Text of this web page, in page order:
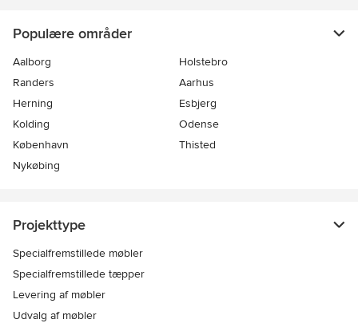
Populære områder
Aalborg
Holstebro
Randers
Aarhus
Herning
Esbjerg
Kolding
Odense
København
Thisted
Nykøbing
Projekttype
Specialfremstillede møbler
Specialfremstillede tæpper
Levering af møbler
Udvalg af møbler